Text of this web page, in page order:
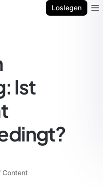
Loslegen
Ist
Content